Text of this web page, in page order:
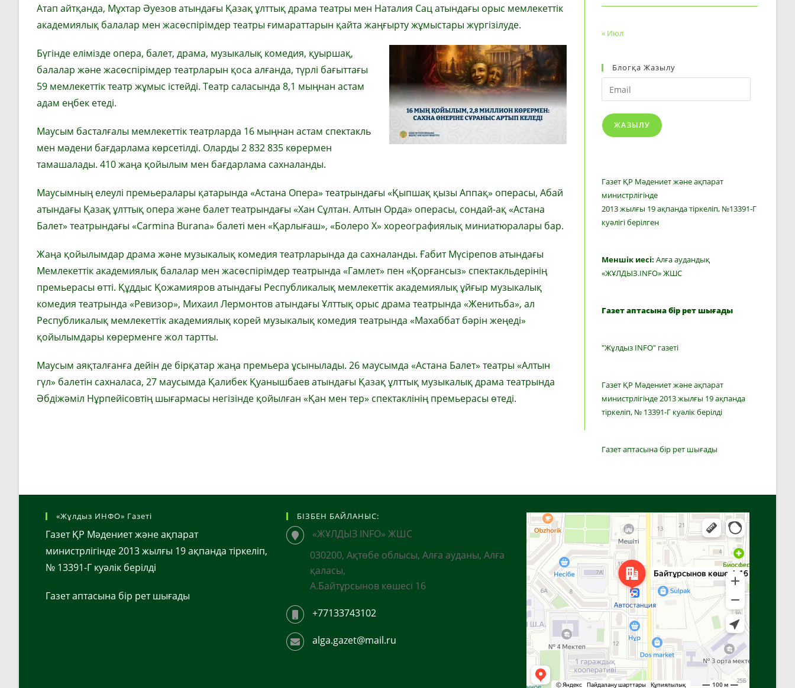
Атап айтқанда, Мұхтар Әуезов атындағы Қазақ ұлттық драма театры мен Наталия Сац атындағы орыс мемлекеттік
академиялық балалар мен жасөспірімдер театры ғимараттарын қайта жаңғырту жұмыстары жүргізілуде.
Бүгінде елімізде опера, балет, драма, музыкалық комедия, қуыршақ,
балалар және жасөспірімдер театрларын қоса алғанда, түрлі бағыттағы
59 мемлекеттік театр жұмыс істейді. Театр саласында 8,1 мыңнан астам
адам еңбек етеді.
Маусым басталғалы мемлекеттік театрларда 16 мыңнан астам спектакль
мен мәдени бағдарлама көрсетілді. Оларды 2 832 835 көрермен
тамашалады. 410 жаңа қойылым мен бағдарлама сахналанды.
Маусымның елеулі премьералары қатарында «Астана Опера» театрындағы «Қыпшақ қызы Аппақ» операсы, Абай
атындағы Қазақ ұлттық опера және балет театрындағы «Хан Сұлтан. Алтын Орда» операсы, сондай-ақ «Астана
Балет» театрындағы «Carmina Burana» балеті мен «Қарлығаш», «Болеро Х» хореографиялық миниатюралары бар.
Жаңа қойылымдар драма және музыкалық комедия театрларында да сахналанды. Ғабит Мүсірепов атындағы
Мемлекеттік академиялық балалар мен жасөспірімдер театрында «Гамлет» пен «Қорғансыз» спектакльдерінің
премьерасы өтті. Құддыс Қожамияров атындағы Республикалық мемлекеттік академиялық ұйғыр музыкалық
комедия театрында «Ревизор», Михаил Лермонтов атындағы Ұлттық орыс драма театрында «Женитьба», ал
Республикалық мемлекеттік академиялық корей музыкалық комедия театрында «Махаббат бәрін жеңеді»
қойылымдары көрерменге жол тартты.
Маусым аяқталғанға дейін де бірқатар жаңа премьера ұсынылады. 26 маусымда «Астана Балет» театры «Алтын
гүл» балетін сахналаса, 27 маусымда Қалибек Қуанышбаев атындағы Қазақ ұлттық музыкалық драма театрында
Әбдіжәміл Нұрпейісовтің шығармасы негізінде қойылған «Қан мен тер» спектаклінің премьерасы өтеді.
« Июл
Блогқа Жазылу
Email
ЖАЗЫЛУ
Газет ҚР Мәдениет және ақпарат
министрлігінде
2013 жылғы 19 ақпанда тіркеліп, №13391-Г
куәлігі берілген
Меншік иесі: Алға аудандық
«ЖҰЛДЫЗ.INFO» ЖШС
Газет аптасына бір рет шығады
"Жұлдыз INFO" газеті
Газет ҚР Мәдениет және ақпарат
министрлігінде 2013 жылғы 19 ақпанда
тіркеліп, № 13391-Г куәлік берілді
Газет аптасына бір рет шығады
«Жұлдыз ИНФО» Газеті
Газет ҚР Мәдениет және ақпарат
министрлігінде 2013 жылғы 19 ақпанда тіркеліп,
№ 13391-Г куәлік берілді
Газет аптасына бір рет шығады
БІЗБЕН БАЙЛАНЫС:
«ЖҰЛДЫЗ INFO» ЖШС
030200, Ақтөбе облысы, Алға ауданы, Алға
қаласы,
А.Байтұрсынов көшесі 16
+77133743102
alga.gazet@mail.ru
Алға
Яндекс Карталар — көлік, навигация, орындарды іздеу